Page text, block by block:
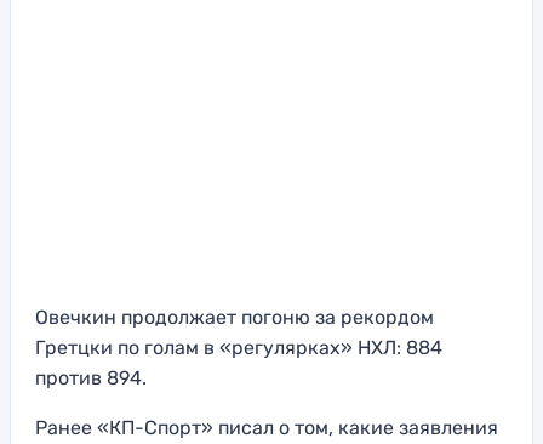
Овечкин продолжает погоню за рекордом
Гретцки по голам в «регулярках» НХЛ: 884
против 894.
Ранее «КП-Спорт» писал о том, какие заявления